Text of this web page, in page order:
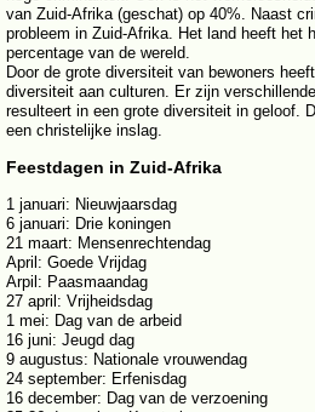
van Zuid-Afrika (geschat) op 40%. Naast
probleem in Zuid-Afrika. Het land heeft het
percentage van de wereld.
Door de grote diversiteit van bewoners
diversiteit aan culturen. Er zijn
resulteert in een grote diversiteit in geloof.
een christelijke inslag.
Feestdagen in Zuid-Afrika
1 januari: Nieuwjaarsdag
6 januari: Drie koningen
21 maart: Mensenrechtendag
April: Goede Vrijdag
Arpil: Paasmaandag
27 april: Vrijheidsdag
1 mei: Dag van de arbeid
16 juni: Jeugd dag
9 augustus: Nationale vrouwendag
24 september: Erfenisdag
16 december: Dag van de verzoening